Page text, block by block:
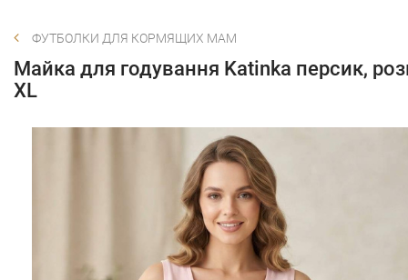
ФУТБОЛКИ ДЛЯ КОРМЯЩИХ МАМ
Майка для годування Katinka персик,
XL